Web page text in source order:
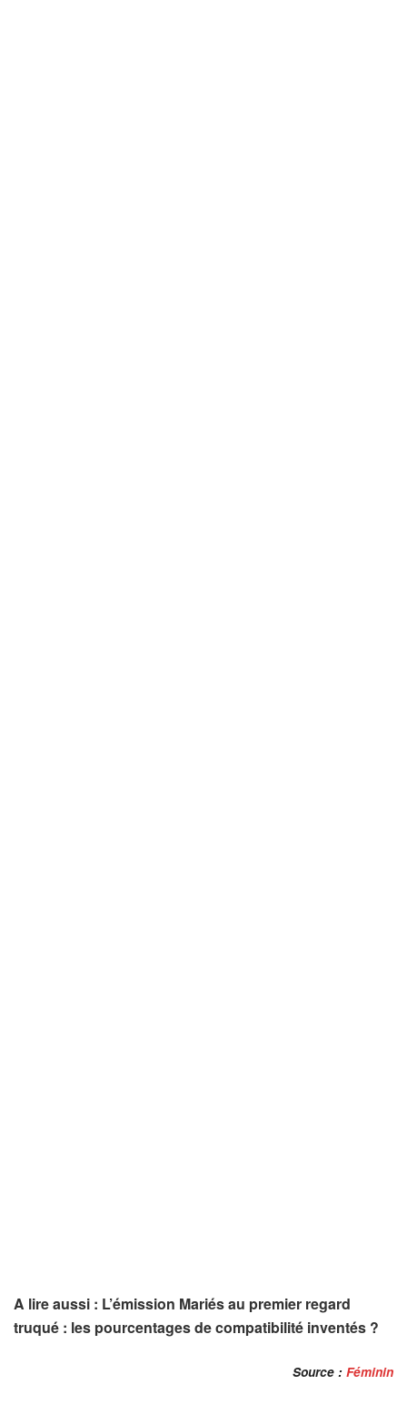
A lire aussi : L’émission Mariés au premier regard
truqué : les pourcentages de compatibilité inventés ?
Source : Féminin